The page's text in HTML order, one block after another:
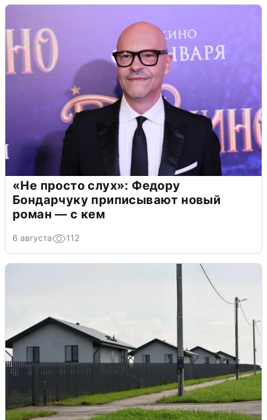
«Не просто слух»: Федору
Бондарчуку приписывают новый
роман — с кем
6 августа 112